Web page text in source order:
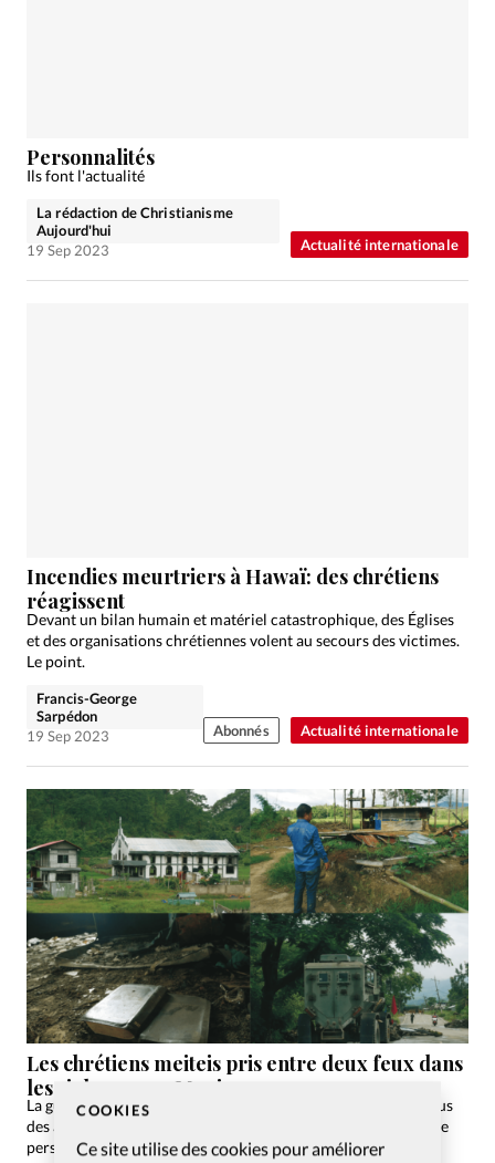
COOKIES
Ce site utilise des cookies pour améliorer
Actualité internationale
Personnalités
Ils font l'actualité
La rédaction de Christianisme
Aujourd'hui
19 Sep 2023
Actualité internationale
Incendies meurtriers à Hawaï: des chrétiens
réagissent
Devant un bilan humain et matériel catastrophique, des Églises
et des organisations chrétiennes volent au secours des victimes.
Le point.
Francis-George
Sarpédon
19 Sep 2023
Abonnés
Les chrétiens meiteis pris entre deux feux dans
les violences au Manipur
La guerre civile fait rage dans l’ État indien du Manipur. En plus
des affrontements interethniques, des chrétiens subissent une
persécution religieuse. Reportage exclusif.